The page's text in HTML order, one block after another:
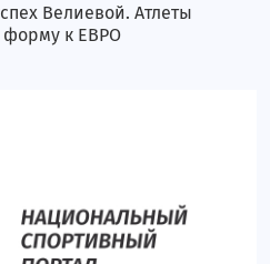
Велиевой. Атлеты
к ЕВРО